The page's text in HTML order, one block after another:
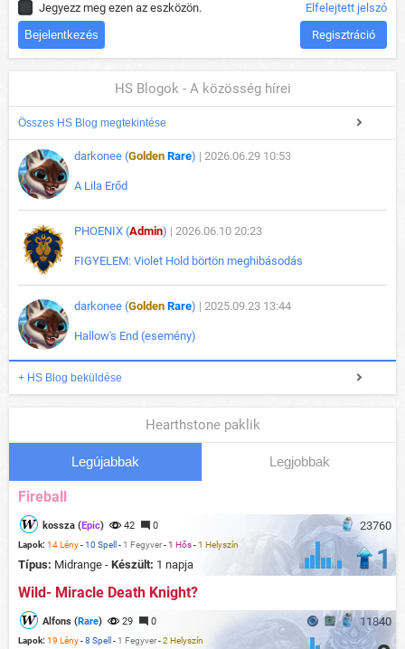
Jegyezz meg ezen az eszközön. Elfelejtett jelszó
Regisztráció
HS Blogok - A közösség hírei
Összes HS Blog megtekintése
darkonee (Golden Rare) | 2026.06.29 10:53
A Lila Erőd
PHOENIX (Admin) | 2026.06.10 20:23
FIGYELEM: Violet Hold börtön meghibásodás
darkonee (Golden Rare) | 2025.09.23 13:44
Hallow's End (esemény)
+ HS Blog beküldése
Hearthstone paklik
Legújabbak Legjobbak
Fireball
23760
kossza (Epic) 42 0
Lapok: 14 Lény-10 Spell - 1 Fegyver-1 Hős-1 Helyszín
Típus: Midrange - Készült: 1 napja 1
Wild- Miracle Death Knight?
11840
Alfons (Rare) 29 0
Lapok: 19 Lény-8 Spell - 1 Fegyver-2 Helyszín